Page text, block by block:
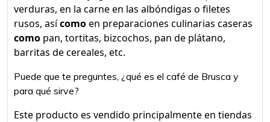
verduras, en la carne en las albóndigas o filetes
rusos, asícomoen preparaciones culinarias caseras
como pan, tortitas, bizcochos, pan de plátano,
barritas de cereales, etc.
Puede que te preguntes, ¿qué es el café de Brusca y
para qué sirve?
Este producto es vendido principalmente en tiendas